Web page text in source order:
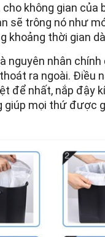
cho không gian của
sẽ trông nó như
khoảng thời gian
nguyên nhân
ra ngoài. Điều
để nhất, nắp đậy
giúp mọi thứ được